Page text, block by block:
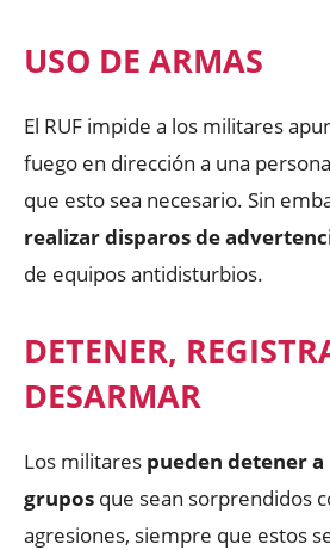
USO DE ARMAS
El RUF impide a los militares
fuego en dirección a una
que esto sea necesario. Sin
realizar disparos de
de equipos antidisturbios.
DETENER,
DESARMAR
Los militares pueden detener
grupos que sean sorprendidos
agresiones, siempre que estos